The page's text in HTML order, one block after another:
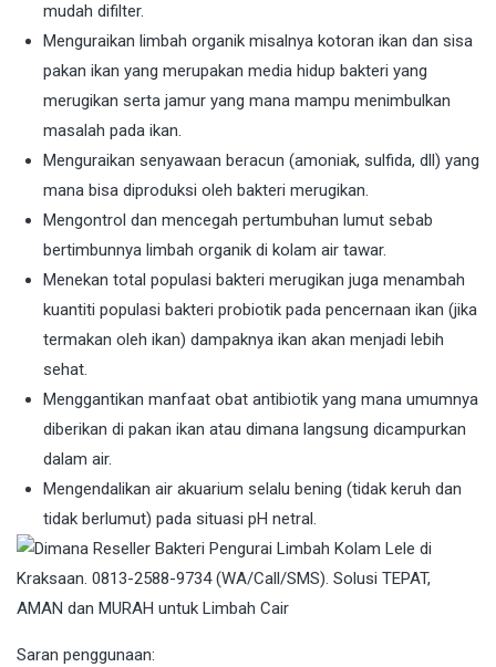
mudah difilter.
Menguraikan limbah organik misalnya kotoran ikan dan sisa
pakan ikan yang merupakan media hidup bakteri yang
merugikan serta jamur yang mana mampu menimbulkan
masalah pada ikan.
Menguraikan senyawaan beracun (amoniak, sulfida, dll) yang
mana bisa diproduksi oleh bakteri merugikan.
Mengontrol dan mencegah pertumbuhan lumut sebab
bertimbunnya limbah organik di kolam air tawar.
Menekan total populasi bakteri merugikan juga menambah
kuantiti populasi bakteri probiotik pada pencernaan ikan (jika
termakan oleh ikan) dampaknya ikan akan menjadi lebih
sehat.
Menggantikan manfaat obat antibiotik yang mana umumnya
diberikan di pakan ikan atau dimana langsung dicampurkan
dalam air.
Mengendalikan air akuarium selalu bening (tidak keruh dan
tidak berlumut) pada situasi pH netral.
Saran penggunaan: